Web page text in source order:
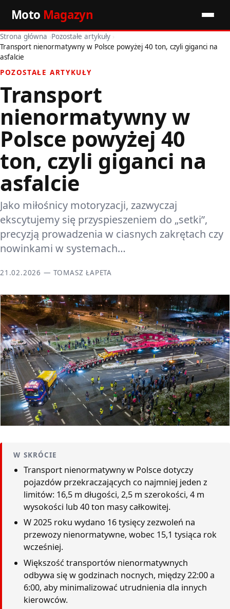
Moto Magazyn
Start
Premiery
Porady motoryzacyjne
Pozostałe artykuły
Strona główna ›Pozostałe artykuły ›
Transport nienormatywny w Polsce powyżej 40 ton, czyli giganci na
asfalcie
POZOSTAŁE ARTYKUŁY
Transport
nienormatywny w
Polsce powyżej 40
ton, czyli giganci na
asfalcie
Jako miłośnicy motoryzacji, zazwyczaj
ekscytujemy się przyspieszeniem do „setki”,
precyzją prowadzenia w ciasnych zakrętach czy
nowinkami w systemach…
21.02.2026 — TOMASZ ŁAPETA
W SKRÓCIE
Transport nienormatywny w Polsce dotyczy
pojazdów przekraczających co najmniej jeden z
limitów: 16,5 m długości, 2,5 m szerokości, 4 m
wysokości lub 40 ton masy całkowitej.
W 2025 roku wydano 16 tysięcy zezwoleń na
przewozy nienormatywne, wobec 15,1 tysiąca rok
wcześniej.
Większość transportów nienormatywnych
odbywa się w godzinach nocnych, między 22:00 a
6:00, aby minimalizować utrudnienia dla innych
kierowców.